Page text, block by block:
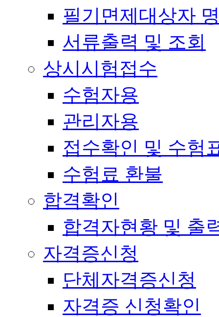
필기면제대상자
서류출력 및 조회
상시시험접수
수험자용
관리자용
접수확인 및 수험
수험료 환불
합격확인
합격자현황 및 출
자격증신청
단체자격증신청
자격증 신청확인